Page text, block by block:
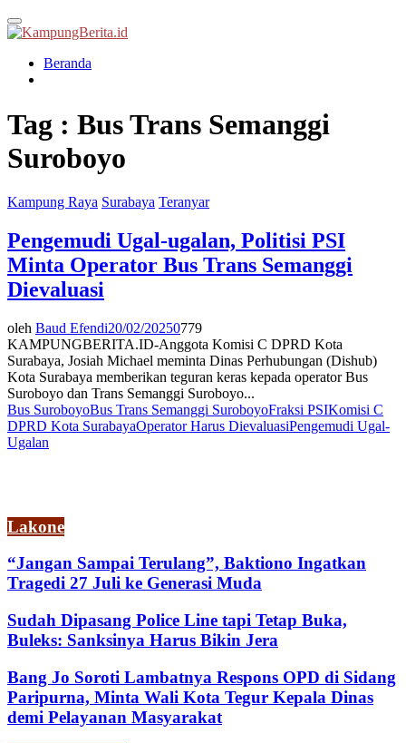
Primary
Menu
Beranda
Tag : Bus Trans Semanggi
Suroboyo
Kampung Raya Surabaya Teranyar
Pengemudi Ugal-ugalan, Politisi PSI
Minta Operator Bus Trans Semanggi
Dievaluasi
oleh Baud Efendi20/02/20250779
KAMPUNGBERITA.ID-Anggota Komisi C DPRD Kota
Surabaya, Josiah Michael meminta Dinas Perhubungan (Dishub)
Kota Surabaya memberikan teguran keras kepada operator Bus
Suroboyo dan Trans Semanggi Suroboyo...
Bus SuroboyoBus Trans Semanggi SuroboyoFraksi PSIKomisi C
DPRD Kota SurabayaOperator Harus DievaluasiPengemudi Ugal-
Ugalan
Lakone
“Jangan Sampai Terulang”, Baktiono Ingatkan
Tragedi 27 Juli ke Generasi Muda
Sudah Dipasang Police Line tapi Tetap Buka,
Buleks: Sanksinya Harus Bikin Jera
Bang Jo Soroti Lambatnya Respons OPD di Sidang
Paripurna, Minta Wali Kota Tegur Kepala Dinas
demi Pelayanan Masyarakat